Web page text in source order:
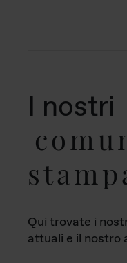
I nostri
Qui trovate i
attuali e il nostro